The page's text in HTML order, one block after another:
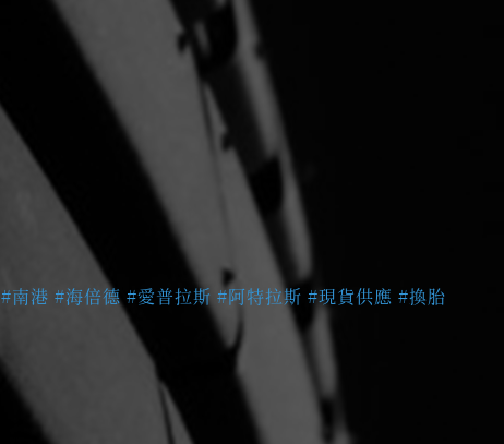
#南港 #海倍德 #愛普拉斯 #阿特拉斯 #現貨供應 #換胎